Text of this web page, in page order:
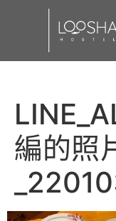
編的照